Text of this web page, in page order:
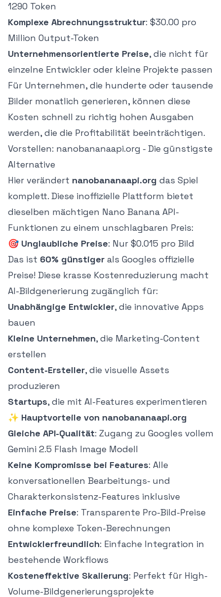
1290 Token
Komplexe Abrechnungsstruktur: $30.00 pro
Million Output-Token
Unternehmensorientierte Preise, die nicht für
einzelne Entwickler oder kleine Projekte passen
Für Unternehmen, die hunderte oder tausende
Bilder monatlich generieren, können diese
Kosten schnell zu richtig hohen Ausgaben
werden, die die Profitabilität beeinträchtigen.
Vorstellen: nanobananaapi.org - Die günstigste
Alternative
Hier verändert nanobananaapi.org das Spiel
komplett. Diese inoffizielle Plattform bietet
dieselben mächtigen Nano Banana API-
Funktionen zu einem unschlagbaren Preis:
🎯 Unglaubliche Preise: Nur $0.015 pro Bild
Das ist 60% günstiger als Googles offizielle
Preise! Diese krasse Kostenreduzierung macht
AI-Bildgenerierung zugänglich für:
Unabhängige Entwickler, die innovative Apps
bauen
Kleine Unternehmen, die Marketing-Content
erstellen
Content-Ersteller, die visuelle Assets
produzieren
Startups, die mit AI-Features experimentieren
✨ Hauptvorteile von nanobananaapi.org
Gleiche API-Qualität: Zugang zu Googles vollem
Gemini 2.5 Flash Image Modell
Keine Kompromisse bei Features: Alle
konversationellen Bearbeitungs- und
Charakterkonsistenz-Features inklusive
Einfache Preise: Transparente Pro-Bild-Preise
ohne komplexe Token-Berechnungen
Entwicklerfreundlich: Einfache Integration in
bestehende Workflows
Kosteneffektive Skalierung: Perfekt für High-
Volume-Bildgenerierungsprojekte